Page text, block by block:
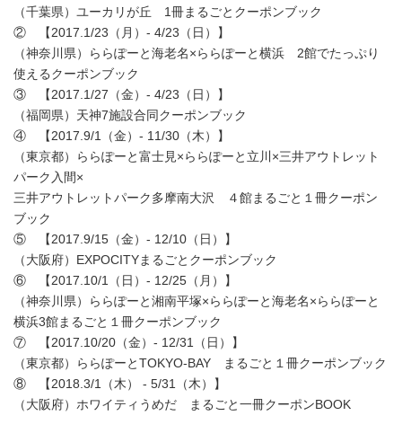
（千葉県）ユーカリが丘 1冊まるごとクーポンブック
② 【2017.1/23（月）- 4/23（日）】
（神奈川県）ららぽーと海老名×ららぽーと横浜 2館でたっぷり
使えるクーポンブック
③ 【2017.1/27（金）- 4/23（日）】
（福岡県）天神7施設合同クーポンブック
④ 【2017.9/1（金）- 11/30（木）】
（東京都）ららぽーと富士見×ららぽーと立川×三井アウトレット
パーク入間×
三井アウトレットパーク多摩南大沢 ４館まるごと１冊クーポン
ブック
⑤ 【2017.9/15（金）- 12/10（日）】
（大阪府）EXPOCITYまるごとクーポンブック
⑥ 【2017.10/1（日）- 12/25（月）】
（神奈川県）ららぽーと湘南平塚×ららぽーと海老名×ららぽーと
横浜3館まるごと１冊クーポンブック
⑦ 【2017.10/20（金）- 12/31（日）】
（東京都）ららぽーとTOKYO-BAY まるごと１冊クーポンブック
⑧ 【2018.3/1（木） - 5/31（木）】
（大阪府）ホワイティうめだ まるごと一冊クーポンBOOK